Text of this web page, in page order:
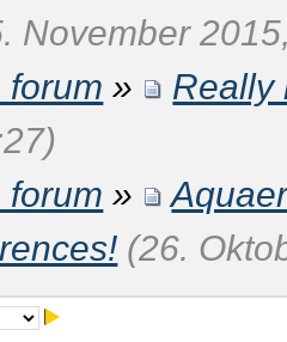
November
forum »
Really
forum »
(26.